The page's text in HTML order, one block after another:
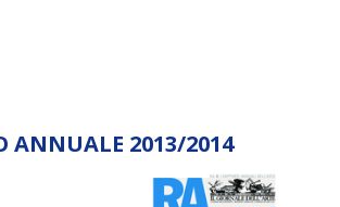
ANNUALE 2013/2014